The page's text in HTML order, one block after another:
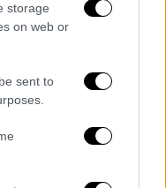
storage
on web or
sent to
την περασμένη
«βατράχια»
το
και
στην
«Δεν κατάλαβα,
φασαρία για το αν
"Μακεδονία